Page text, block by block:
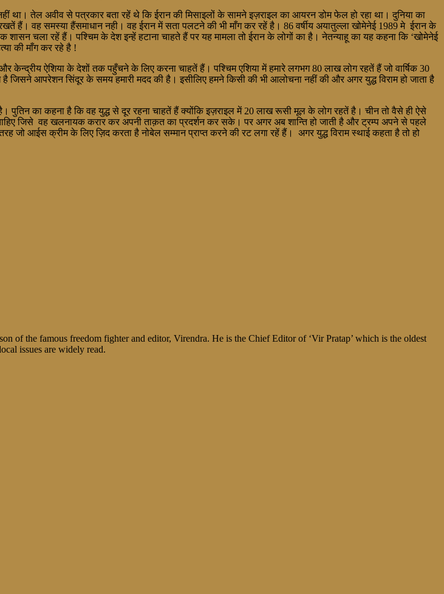
नहीं था। तेल अवीव से पत्रकार बता रहें थे कि ईरान की मिसाइलों के सामने इज़राइल का आयरन डोम फेल हो रहा था। दुनिया का
हैं। वह समस्या हैंसमाधान नही। वह ईरान में सता पलटने की भी माँग कर रहें है। 86 वर्षीय अयातुल्ला खोमेनेई 1989 मे ईरान के
चला रहें हैं। पश्चिम के देश इन्हें हटाना चाहते हैं पर यह मामला तो ईरान के लोगों का है। नेतन्याहू का यह कहना कि ‘खोमेनेई
की माँग कर रहे है !
केन्द्रीय ऐशिया के देशों तक पहुँचने के लिए करना चाहतें हैं। पश्चिम एशिया में हमारे लगभग 80 लाख लोग रहतें हैं जो वार्षिक 30
आपरेशन सिंदूर के समय हमारी मदद की है। इसीलिए हमने किसी की भी आलोचना नहीं की और अगर युद्ध विराम हो जाता है
का कहना है कि वह युद्ध से दूर रहना चाहतें हैं क्योंकि इज़राइल में 20 लाख रूसी मूल के लोग रहतें है। चीन तो वैसे ही ऐसे
जिसे वह खलनायक करार कर अपनी ताक़त का प्रदर्शन कर सके। पर अगर अब शान्ति हो जाती है और ट्रम्प अपने से पहले
जो आईस क्रीम के लिए ज़िद करता है नोबेल सम्मान प्राप्त करने की रट लगा रहें हैं। अगर युद्ध विराम स्थाई कहता है तो हो
of the famous freedom fighter and editor, Virendra. He is the Chief Editor of ‘Vir Pratap’ which is the oldest
issues are widely read.